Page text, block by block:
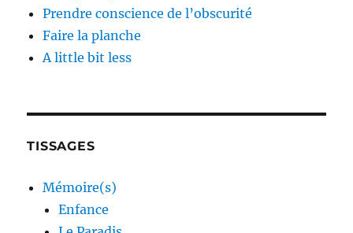
Prendre conscience de l’obscurité
Faire la planche
A little bit less
TISSAGES
Mémoire(s)
Enfance